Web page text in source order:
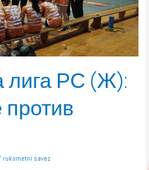
лига РС (Ж):
rukometni savez